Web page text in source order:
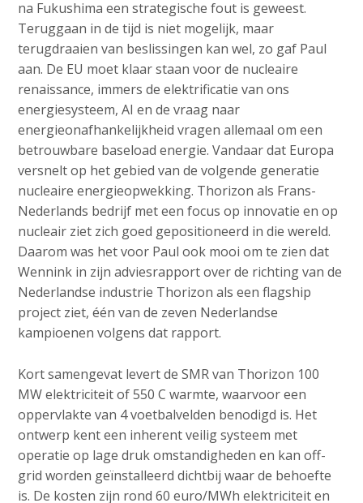
na Fukushima een strategische fout is geweest.
Teruggaan in de tijd is niet mogelijk, maar
terugdraaien van beslissingen kan wel, zo gaf Paul
aan. De EU moet klaar staan voor de nucleaire
renaissance, immers de elektrificatie van ons
energiesysteem, AI en de vraag naar
energieonafhankelijkheid vragen allemaal om een
betrouwbare baseload energie. Vandaar dat Europa
versnelt op het gebied van de volgende generatie
nucleaire energieopwekking. Thorizon als Frans-
Nederlands bedrijf met een focus op innovatie en op
nucleair ziet zich goed gepositioneerd in die wereld.
Daarom was het voor Paul ook mooi om te zien dat
Wennink in zijn adviesrapport over de richting van de
Nederlandse industrie Thorizon als een flagship
project ziet, één van de zeven Nederlandse
kampioenen volgens dat rapport.
Kort samengevat levert de SMR van Thorizon 100
MW elektriciteit of 550 C warmte, waarvoor een
oppervlakte van 4 voetbalvelden benodigd is. Het
ontwerp kent een inherent veilig systeem met
operatie op lage druk omstandigheden en kan off-
grid worden geïnstalleerd dichtbij waar de behoefte
is. De kosten zijn rond 60 euro/MWh elektriciteit en